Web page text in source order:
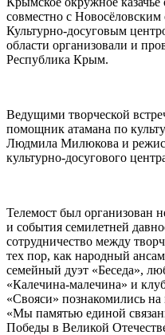
совместно с
Культурно-досуговым
области организовали и
Республика Крым.
Ведущими творческой
помощник атамана по
Людмила Милюкова и
культурно-досугового
Телемост был организован
и события семилетней
сотрудничество между
тех пор, как народный
семейный дуэт «Беседа»,
«Калечина-малечина» и
«Свояси» познакомились
«Мы памятью единой
Победы в Великой